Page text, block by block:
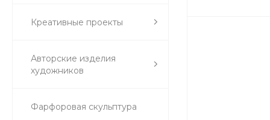
Креативные проекты
Авторские изделия
художников
Фарфоровая скульптура